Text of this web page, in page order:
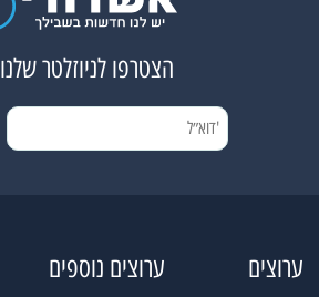
הצטרפו לניוזלטר שלנו
ערוצים ערוצים נוספים